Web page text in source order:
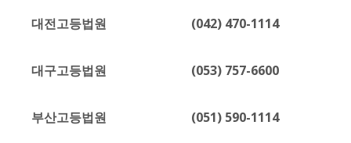
대전고등법원 (042) 470-1114
대구고등법원 (053) 757-6600
부산고등법원 (051) 590-1114